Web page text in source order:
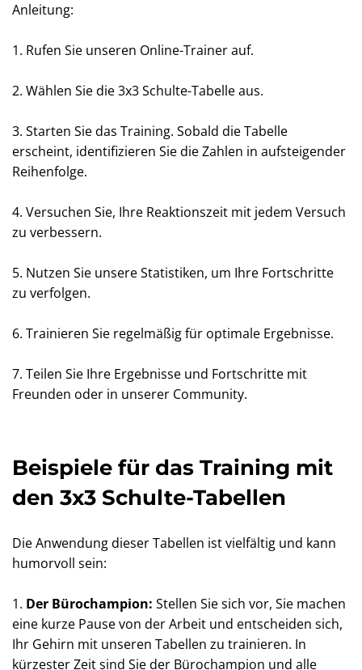
Anleitung:
1. Rufen Sie unseren Online-Trainer auf.
2. Wählen Sie die 3x3 Schulte-Tabelle aus.
3. Starten Sie das Training. Sobald die Tabelle
erscheint, identifizieren Sie die Zahlen in aufsteigender
Reihenfolge.
4. Versuchen Sie, Ihre Reaktionszeit mit jedem Versuch
zu verbessern.
5. Nutzen Sie unsere Statistiken, um Ihre Fortschritte
zu verfolgen.
6. Trainieren Sie regelmäßig für optimale Ergebnisse.
7. Teilen Sie Ihre Ergebnisse und Fortschritte mit
Freunden oder in unserer Community.
Beispiele für das Training mit
den 3x3 Schulte-Tabellen
Die Anwendung dieser Tabellen ist vielfältig und kann
humorvoll sein:
1. Der Bürochampion: Stellen Sie sich vor, Sie machen
eine kurze Pause von der Arbeit und entscheiden sich,
Ihr Gehirn mit unseren Tabellen zu trainieren. In
kürzester Zeit sind Sie der Bürochampion und alle